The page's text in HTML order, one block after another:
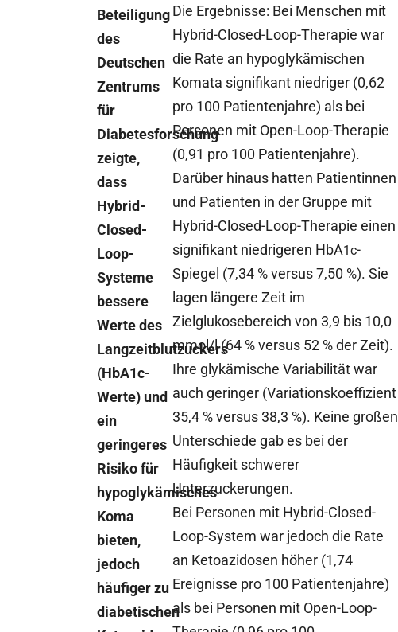
Beteiligung
des
Deutschen
Zentrums
für
Diabetesforschung
zeigte,
dass
Hybrid-
Closed-
Loop-
Systeme
bessere
Werte des
Langzeitblutzuckers
(HbA1c-
Werte) und
ein
geringeres
Risiko für
hypoglykämisches
Koma
bieten,
jedoch
häufiger zu
diabetischen
Die Ergebnisse: Bei Menschen mit
Hybrid-Closed-Loop-Therapie war
die Rate an hypoglykämischen
Komata signifikant niedriger (0,62
pro 100 Patientenjahre) als bei
Personen mit Open-Loop-Therapie
(0,91 pro 100 Patientenjahre).
Darüber hinaus hatten Patientinnen
und Patienten in der Gruppe mit
Hybrid-Closed-Loop-Therapie einen
signifikant niedrigeren HbA1c-
Spiegel (7,34 % versus 7,50 %). Sie
lagen längere Zeit im
Zielglukosebereich von 3,9 bis 10,0
mmol/l (64 % versus 52 % der Zeit).
Ihre glykämische Variabilität war
auch geringer (Variationskoeffizient
35,4 % versus 38,3 %). Keine großen
Unterschiede gab es bei der
Häufigkeit schwerer
Unterzuckerungen.
Bei Personen mit Hybrid-Closed-
Loop-System war jedoch die Rate
an Ketoazidosen höher (1,74
Ereignisse pro 100 Patientenjahre)
als bei Personen mit Open-Loop-